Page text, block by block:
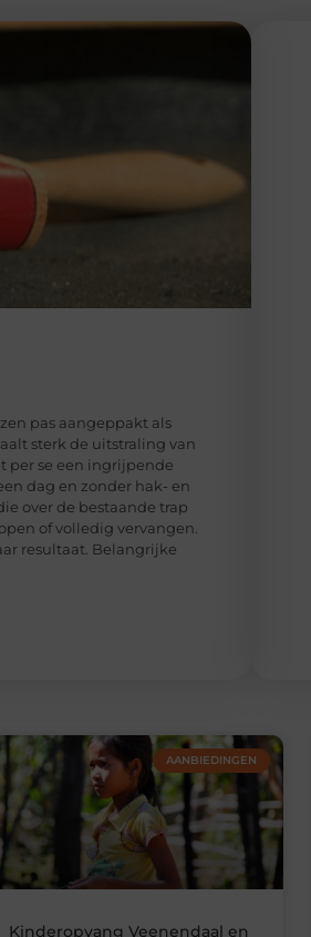
pas aangeppakt als
sterk de uitstraling van
per se een ingrijpende
dag en zonder hak- en
over de bestaande trap
of volledig vervangen.
resultaat. Belangrijke
AANBIEDINGEN
Kinderopvang Veenendaal en